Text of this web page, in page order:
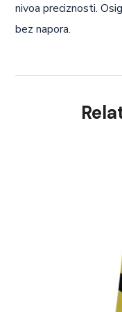
nivoa preciznosti.
bez napora.